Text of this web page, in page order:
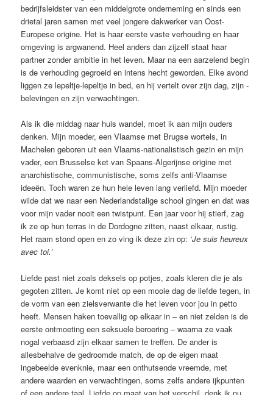
bedrijfsleidster van een middelgrote onderneming en sinds een
drietal jaren ­samen met veel jongere dakwerker van Oost-
Europese origine. Het is haar eerste vaste verhouding en haar
omgeving is argwanend. Heel anders dan zijzelf staat haar
partner zonder ambitie in het leven. Maar na een aarzelend begin
is de verhouding ­gegroeid en intens hecht geworden. Elke avond
liggen ze lepeltje-lepeltje in bed, en hij vertelt over zijn dag, zijn ­
belevingen en zijn verwachtingen.
Als ik die middag naar huis wandel, moet ik aan mijn ­ouders
denken. Mijn moeder, een Vlaamse met Brugse wortels, in
Machelen ­geboren uit een Vlaams-nationalistisch gezin en mijn
vader, een Brusselse ket van Spaans-Algerijnse origine met
anarchistische, communistische, soms zelfs anti-Vlaamse
ideeën. Toch waren ze hun hele leven lang verliefd. Mijn moeder
wilde dat we naar een Nederlandstalige school gingen en dat was
voor mijn vader nooit een twistpunt. Een jaar voor hij stierf, zag
ik ze op hun terras in de Dordogne zitten, naast elkaar, rustig.
Het raam stond open en zo ving ik deze zin op: ‘Je suis heureux
avec toi.’
Liefde past niet zoals deksels op potjes, zoals kleren die je als
gegoten zitten. Je komt niet op een mooie dag de liefde tegen, in
de vorm van een zielsverwante die het leven voor jou in petto
heeft. Mensen ­haken toevallig op elkaar in – en niet zelden is de
eerste ontmoeting een seksuele beroering – waarna ze vaak
nogal verbaasd zijn elkaar samen te treffen. De ander is
allesbehalve de ­gedroomde match, de op de eigen maat
ingebeelde evenknie, maar een onthutsende vreemde, met
andere waarden en verwachtingen, soms zelfs andere ijkpunten
of een andere taal. Liefde op maat van het verschil, denk ik nu.